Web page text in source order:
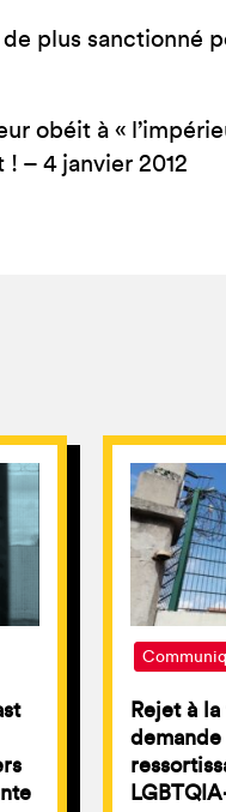
plus sanctionné
obéit à «
– 4 janvier 2012
Rejet à
demande